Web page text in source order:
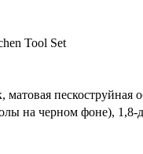
Tool Set
матовая пескоструйная
на черном фоне), 1,8-